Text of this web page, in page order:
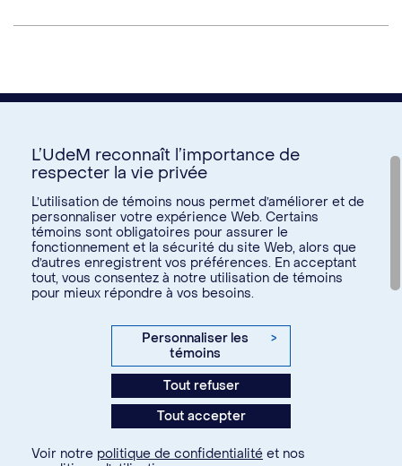
Nous joindre
Voir tous les liens
Calendrier de la vie étudiante
Ateliers culturels
Expérience étudiante
Espace entreprises
Aide financière et emploi
Espace ressources SVE
Confidentialité
Conditions d’utilisation
Paramètres des témoins
Agence webKryzalid
communauté étudiante
L’UdeM reconnaît l’importance de
respecter la vie privée
L’utilisation de témoins nous permet d’améliorer et de
personnaliser votre expérience Web. Certains
témoins sont obligatoires pour assurer le
fonctionnement et la sécurité du site Web, alors que
d’autres enregistrent vos préférences. En acceptant
tout, vous consentez à notre utilisation de témoins
pour mieux répondre à vos besoins.
Personnaliser les
témoins
>
Tout refuser
Tout accepter
Voir notre politique de confidentialité et nos